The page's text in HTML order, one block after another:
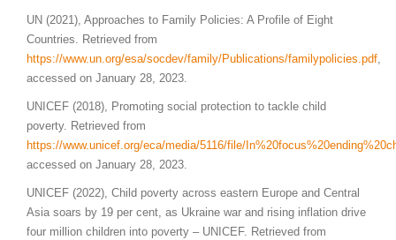
UN (2021), Approaches to Family Policies: A Profile of Eight
Countries. Retrieved from
https://www.un.org/esa/socdev/family/Publications/familypolicies.pdf,
accessed on January 28, 2023.
UNICEF (2018), Promoting social protection to tackle child
poverty. Retrieved from
https://www.unicef.org/eca/media/5116/file/
accessed on January 28, 2023.
UNICEF (2022), Child poverty across eastern Europe and Central
Asia soars by 19 per cent, as Ukraine war and rising inflation drive
four million children into poverty – UNICEF. Retrieved from